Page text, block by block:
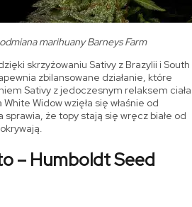
marihuany Barneys Farm
skrzyżowaniu Sativy z Brazylii i South
zbilansowane działanie, które
Sativy z jedoczesnym relaksem ciała
Widow wzięła się właśnie od
że topy stają się wręcz białe od
– Humboldt Seed